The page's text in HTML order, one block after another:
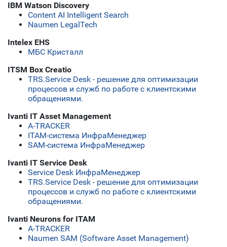
IBM Watson Discovery
Content AI Intelligent Search
Naumen LegalTech
Intelex EHS
МБС Кристалл
ITSM Box Creatio
TRS.Service Desk - решение для оптимизации
процессов и служб по работе с клиентскими
обращениями.
Ivanti IT Asset Management
A-TRACKER
ITAM-система ИнфраМенеджер
SAM-система ИнфраМенеджер
Ivanti IT Service Desk
Service Desk ИнфраМенеджер
TRS.Service Desk - решение для оптимизации
процессов и служб по работе с клиентскими
обращениями.
Ivanti Neurons for ITAM
A-TRACKER
Naumen SAM (Software Asset Management)